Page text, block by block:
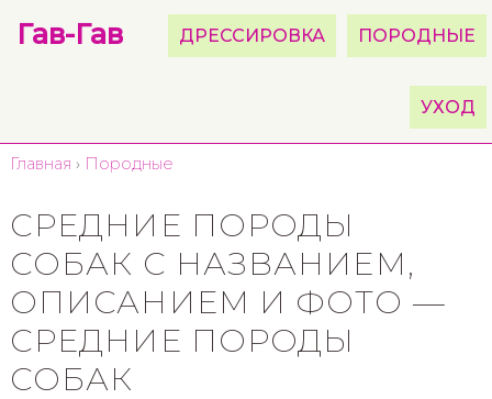
Гав-Гав ДРЕССИРОВКА ПОРОДНЫЕ
УХОД
Главная › Породные
СРЕДНИЕ ПОРОДЫ
СОБАК С НАЗВАНИЕМ,
ОПИСАНИЕМ И ФОТО —
СРЕДНИЕ ПОРОДЫ
СОБАК